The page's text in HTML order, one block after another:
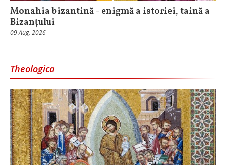
Monahia bizantină - enigmă a istoriei, taină a
Bizanțului
09 Aug, 2026
Theologica